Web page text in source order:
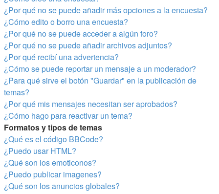
¿Por qué no se puede añadir más opciones a la encuesta?
¿Cómo edito o borro una encuesta?
¿Por qué no se puede acceder a algún foro?
¿Por qué no se puede añadir archivos adjuntos?
¿Por qué recibí una advertencia?
¿Cómo se puede reportar un mensaje a un moderador?
¿Para qué sirve el botón "Guardar" en la publicación de
temas?
¿Por qué mis mensajes necesitan ser aprobados?
¿Cómo hago para reactivar un tema?
Formatos y tipos de temas
¿Qué es el código BBCode?
¿Puedo usar HTML?
¿Qué son los emoticonos?
¿Puedo publicar imagenes?
¿Qué son los anuncios globales?